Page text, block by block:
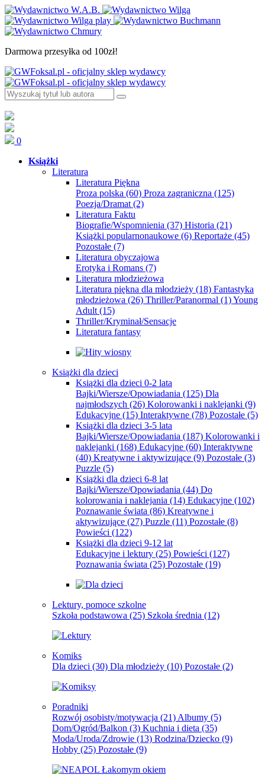
Darmowa przesyłka od 100zł!
0
Książki
Literatura
Literatura Piękna
Proza polska (60) Proza zagraniczna (125)
Poezja/Dramat (2)
Literatura Faktu
Biografie/Wspomnienia (37) Historia (21)
Książki popularnonaukowe (6) Reportaże (45)
Pozostałe (7)
Literatura obyczajowa
Erotyka i Romans (7)
Literatura młodzieżowa
Literatura piękna dla młodzieży (18) Fantastyka
młodzieżowa (26) Thriller/Paranormal (1)Young
Adult (15)
Thriller/Kryminał/Sensacje
Literatura fantasy
Książki dla dzieci
Książki dla dzieci 0-2 lata
Bajki/Wiersze/Opowiadania (125) Dla
najmłodszych (26) Kolorowanki i naklejanki (9)
Edukacyjne (15) Interaktywne (78) Pozostałe (5)
Książki dla dzieci 3-5 lata
Bajki/Wiersze/Opowiadania (187) Kolorowanki i
naklejanki (168) Edukacyjne (60) Interaktywne
(40) Kreatywne i aktywizujące (9) Pozostałe (3)
Puzzle (5)
Książki dla dzieci 6-8 lat
Bajki/Wiersze/Opowiadania (44) Do
kolorowania i naklejania (14) Edukacyjne (102)
Poznawanie świata (86) Kreatywne i
aktywizujące (27) Puzzle (11) Pozostałe (8)
Powieści (122)
Książki dla dzieci 9-12 lat
Edukacyjne i lektury (25) Powieści (127)
Poznawania świata (25) Pozostałe (19)
Lektury, pomoce szkolne
Szkoła podstawowa (25) Szkoła średnia (12)
Komiks
Dla dzieci (30) Dla młodzieży (10) Pozostałe (2)
Poradniki
Rozwój osobisty/motywacja (21) Albumy (5)
Dom/Ogród/Balkon (3) Kuchnia i dieta (35)
Moda/Uroda/Zdrowie (13) Rodzina/Dziecko (9)
Hobby (25) Pozostałe (9)